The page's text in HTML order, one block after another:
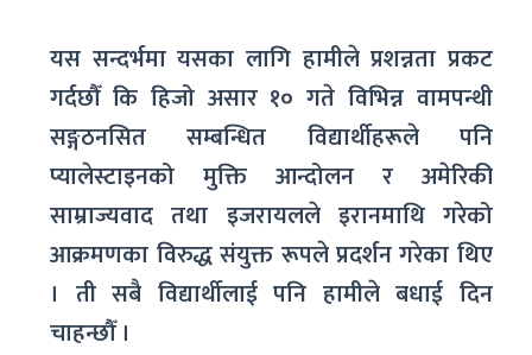
यस सन्दर्भमा यसका लागि हामीले प्रशन्नता प्रकट
गर्दछौँ कि हिजो असार १० गते विभिन्न वामपन्थी
सङ्गठनसित सम्बन्धित विद्यार्थीहरूले पनि
प्यालेस्टाइनको मुक्ति आन्दोलन र अमेरिकी
साम्राज्यवाद तथा इजरायलले इरानमाथि गरेको
आक्रमणका विरुद्ध संयुक्त रूपले प्रदर्शन गरेका थिए
। ती सबै विद्यार्थीलाई पनि हामीले बधाई दिन
चाहन्छौँ ।